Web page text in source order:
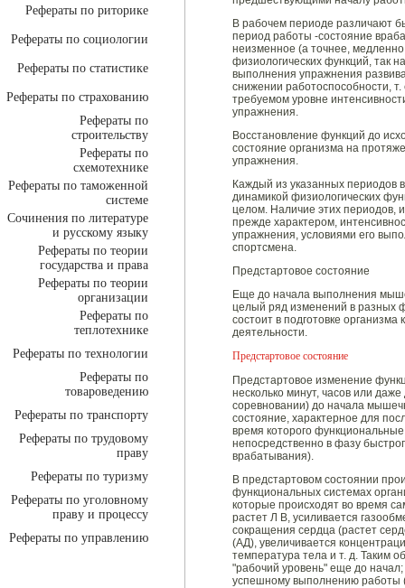
Рефераты по риторике
Рефераты по социологии
Рефераты по статистике
Рефераты по страхованию
Рефераты по
строительству
Рефераты по
схемотехнике
Рефераты по таможенной
системе
Сочинения по литературе
и русскому языку
Рефераты по теории
государства и права
Рефераты по теории
организации
Рефераты по
теплотехнике
Рефераты по технологии
Рефераты по
товароведению
Рефераты по транспорту
Рефераты по трудовому
праву
Рефераты по туризму
Рефераты по уголовному
праву и процессу
Рефераты по управлению
В рабочем периоде различают
период работы -состояние
неизменное (а точнее,
физиологических функций, так
выполнения упражнения
снижении работоспособности,
требуемом уровне
упражнения.
Восстановление функций до
состояние организма на
упражнения.
Каждый из указанных периодов
динамикой физиологических
целом. Наличие этих периодов,
прежде характером,
упражнения, условиями его
спортсмена.
Предстартовое состояние
Еще до начала выполнения
целый ряд изменений в разных
состоит в подготовке
деятельности.
Предстартовое состояние
Предстартовое изменение
несколько минут, часов или
соревновании) до начала
состояние, характерное для
время которого
непосредственно в фазу
врабатывания).
В предстартовом состоянии
функциональных системах
которые происходят во время
растет Л В, усиливается
сокращения сердца (растет
(АД), увеличивается
температура тела и т. д. Таким
"рабочий уровень" еще до
успешному выполнению работы